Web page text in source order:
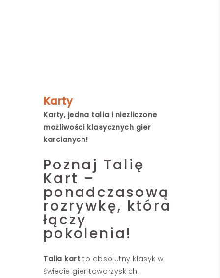
Karty
Karty, jedna talia i niezliczone
możliwości klasycznych gier
karcianych!
Poznaj Talię
Kart –
ponadczasową
rozrywkę, która
łączy
pokolenia!
Talia kart to absolutny klasyk w
świecie gier towarzyskich.